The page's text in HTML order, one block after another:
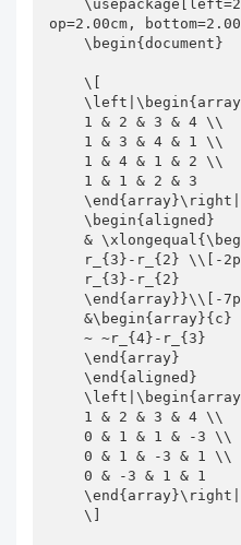
    \usepackage[left=2.00cm, right=2.00cm, t
op=2.00cm,
    \begin{document}
    \[
    \left|\begin{array}{cccc}
    \end{array}\right|
    \begin{aligned}
    & \xlongequal{\begin{array}{c}
    \end{array}}\\[-7pt]
    &\begin{array}{c}
    ~ ~r_{4}-r_{3}
    \end{array}
    \end{aligned}
    \left|\begin{array}{cccc}
    0 & 1 & 1 & -3 \\
    0 & 1 & -3 & 1 \\
    0 & -3 & 1 & 1
    \end{array}\right|
    \]